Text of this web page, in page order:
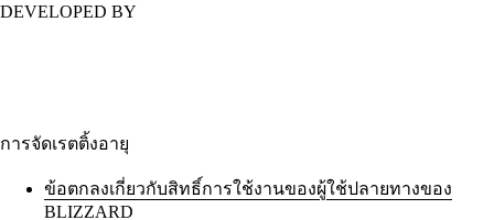
DEVELOPED BY
การจัดเรตติ้งอายุ
ข้อตกลงเกี่ยวกับสิทธิ์การใช้งานของผู้ใช้ปลายทางของ
BLIZZARD